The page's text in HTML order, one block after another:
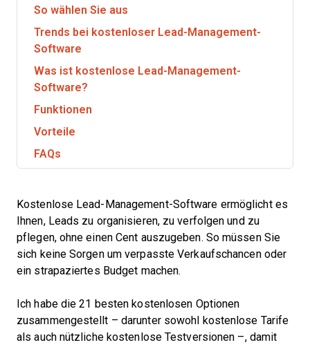
So wählen Sie aus
Trends bei kostenloser Lead-Management-
Software
Was ist kostenlose Lead-Management-
Software?
Funktionen
Vorteile
FAQs
Kostenlose Lead-Management-Software ermöglicht es
Ihnen, Leads zu organisieren, zu verfolgen und zu
pflegen, ohne einen Cent auszugeben. So müssen Sie
sich keine Sorgen um verpasste Verkaufschancen oder
ein strapaziertes Budget machen.
Ich habe die 21 besten kostenlosen Optionen
zusammengestellt – darunter sowohl kostenlose Tarife
als auch nützliche kostenlose Testversionen –, damit